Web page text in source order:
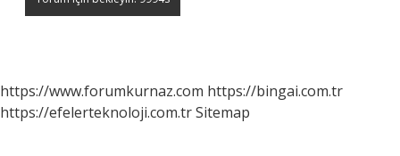
https://www.forumkurnaz.com https://bingai.com.tr
https://efelerteknoloji.com.trSitemap